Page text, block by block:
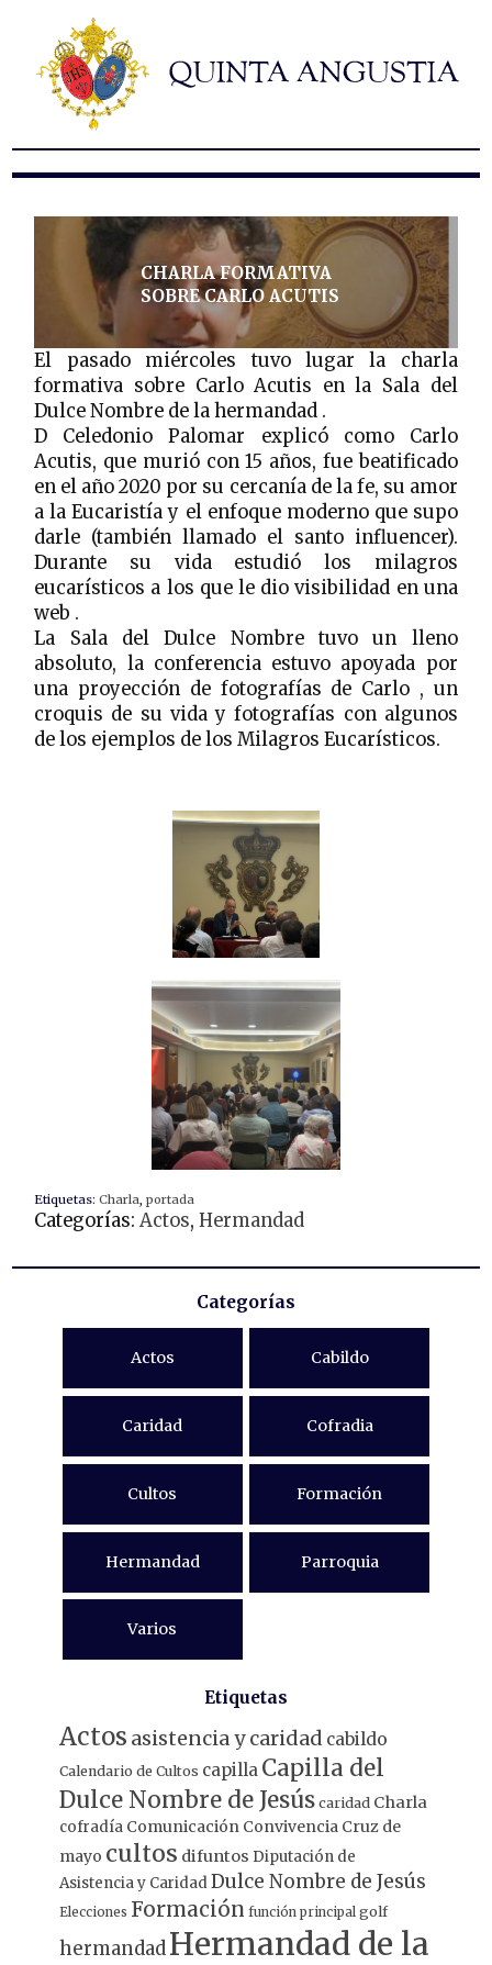
Hermandad
Titulares
Historia y patrimonio
Noticias
Formularios
CHARLA FORMATIVA
SOBRE CARLO ACUTIS
El pasado miércoles tuvo lugar la charla
formativa sobre Carlo Acutis en la Sala del
Dulce Nombre de la hermandad .
D Celedonio Palomar explicó como Carlo
Acutis, que murió con 15 años, fue beatificado
en el año 2020 por su cercanía de la fe, su amor
a la Eucaristía y el enfoque moderno que supo
darle (también llamado el santo influencer).
Durante su vida estudió los milagros
eucarísticos a los que le dio visibilidad en una
web .
La Sala del Dulce Nombre tuvo un lleno
absoluto, la conferencia estuvo apoyada por
una proyección de fotografías de Carlo , un
croquis de su vida y fotografías con algunos
de los ejemplos de los Milagros Eucarísticos.
Etiquetas:Charla ,portada
Categorías:Actos,Hermandad
Categorías
Actos Cabildo
Caridad Cofradia
Cultos Formación
Hermandad Parroquia
Varios
Etiquetas
Actos asistencia y caridad cabildo
Calendario de Cultos capilla Capilla del
Dulce Nombre de Jesús caridad Charla
cofradía Comunicación Convivencia Cruz de
mayo cultos difuntos Diputación de
Asistencia y CaridadDulce Nombre de Jesús
Elecciones Formación función principal golf
hermandad Hermandad de la